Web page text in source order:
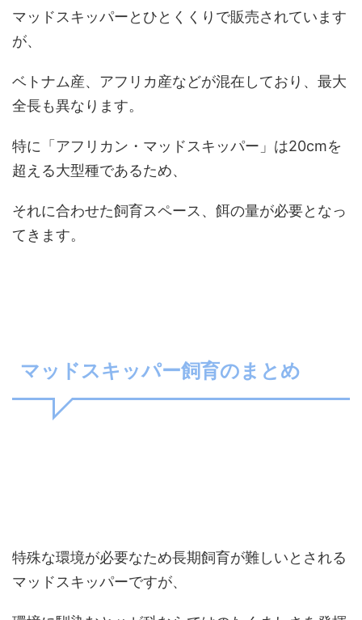
マッドスキッパーとひとくくりで販売されています
が、
ベトナム産、アフリカ産などが混在しており、最大
全長も異なります。
特に「アフリカン・マッドスキッパー」は20cmを
超える大型種であるため、
それに合わせた飼育スペース、餌の量が必要となっ
てきます。
マッドスキッパー飼育のまとめ
特殊な環境が必要なため長期飼育が難しいとされる
マッドスキッパーですが、